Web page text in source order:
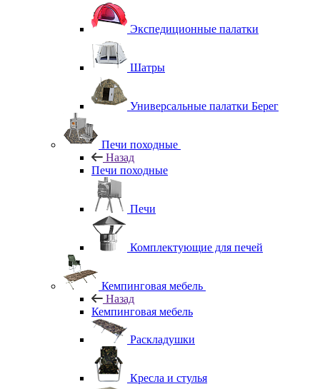
Экспедиционные палатки
Шатры
Универсальные палатки Берег
Печи походные
Назад
Печи походные
Печи
Комплектующие для печей
Кемпинговая мебель
Назад
Кемпинговая мебель
Раскладушки
Кресла и стулья